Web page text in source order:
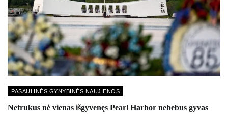
PASAULINĖS GYNYBINĖS NAUJIENOS
Netrukus nė vienas išgyvenęs Pearl Harbor nebebus gyvas